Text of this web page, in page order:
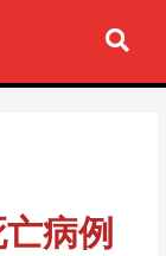
病例